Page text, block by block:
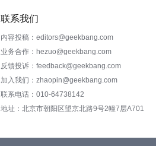
联系我们
内容投稿：editors@geekbang.com
业务合作：hezuo@geekbang.com
反馈投诉：feedback@geekbang.com
加入我们：zhaopin@geekbang.com
联系电话：010-64738142
地址：北京市朝阳区望京北路9号2幢7层A701